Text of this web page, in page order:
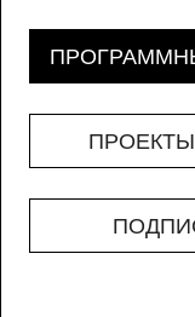
ПРОЕКТЫ